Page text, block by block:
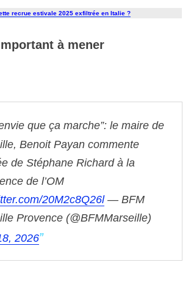
recrue estivale 2025 exfiltrée en Italie ?
à mener
que ça marche”: le maire de
Benoit Payan commente
de Stéphane Richard à la
de l’OM
20M2c8Q26l — BFM
Provence (@BFMMarseille)
2026